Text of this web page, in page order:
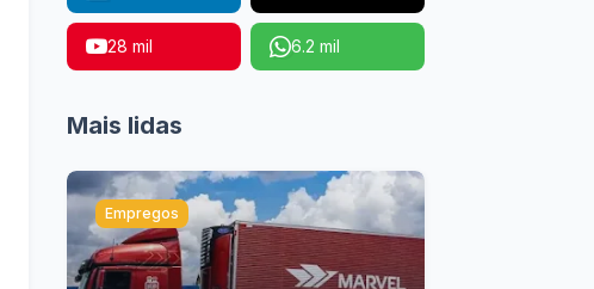
28 mil 6.2 mil
Mais lidas
Empregos